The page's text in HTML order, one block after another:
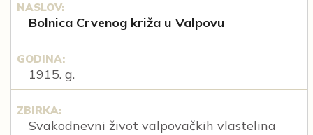
NASLOV:
Bolnica Crvenog križa u Valpovu
GODINA:
1915. g.
ZBIRKA:
Svakodnevni život valpovačkih vlastelina